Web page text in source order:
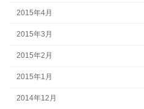
2015年4月
2015年3月
2015年2月
2015年1月
2014年12月